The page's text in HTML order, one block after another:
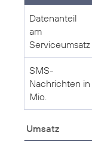
Datenanteil
am
Serviceumsatz
SMS-
Nachrichten in
Mio.
Umsatz